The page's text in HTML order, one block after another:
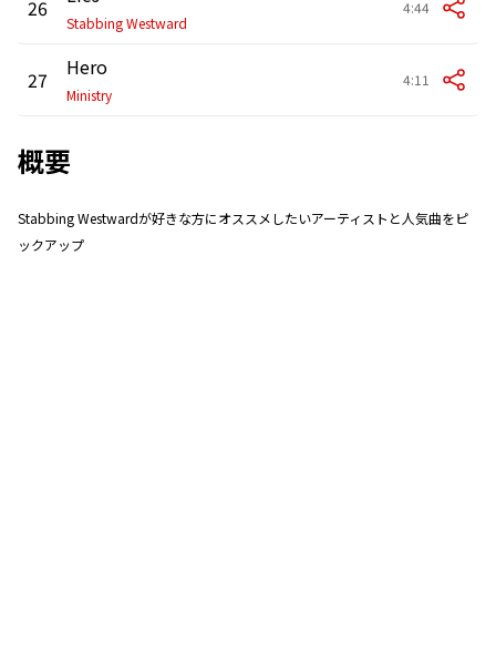
26
Stabbing Westward
4:44
27 Hero
Ministry
4:11
概要
Stabbing Westwardが好きな方にオススメしたいアーティストと人気曲をピ
ックアップ